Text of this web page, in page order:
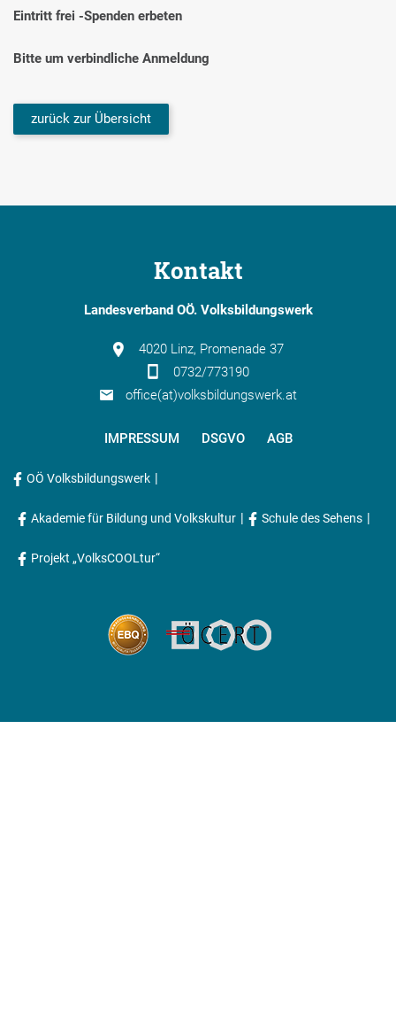
Eintritt frei -Spenden erbeten
Bitte um verbindliche Anmeldung
zurück zur Übersicht
Kontakt
Landesverband OÖ. Volksbildungswerk
4020 Linz, Promenade 37
0732/773190
office(at)volksbildungswerk.at
IMPRESSUM DSGVO AGB
OÖ Volksbildungswerk |
Akademie für Bildung und Volkskultur | Schule des Sehens |
Projekt „VolksCOOLtur“